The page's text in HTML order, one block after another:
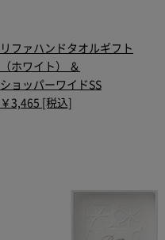
リファハンドタオルギフト
（ホワイト） ＆
ショッパーワイドSS
￥3,465 [税込]